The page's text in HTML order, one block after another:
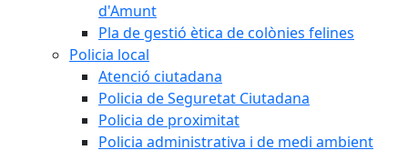
d'Amunt
Pla de gestió ètica de colònies felines
Policia local
Atenció ciutadana
Policia de Seguretat Ciutadana
Policia de proximitat
Policia administrativa i de medi ambient